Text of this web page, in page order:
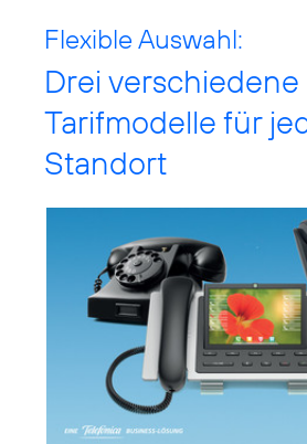
Flexible Auswahl:
Drei verschiedene
Tarifmodelle für
Standort